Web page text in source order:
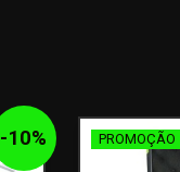
-10% PROMOÇÃO